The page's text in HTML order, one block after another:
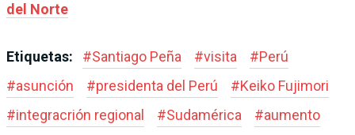
del Norte
Etiquetas: #Santiago Peña #visita #Perú
#asunción #presidenta del Perú #Keiko Fujimori
#integracrión regional #Sudamérica #aumento